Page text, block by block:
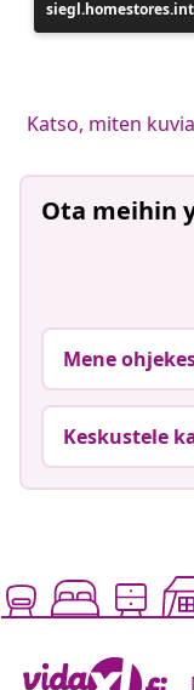
Katso, miten
Ota meihin
Mene
Keskustele